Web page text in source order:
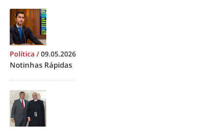
Política /09.05.2026
Notinhas Rápidas